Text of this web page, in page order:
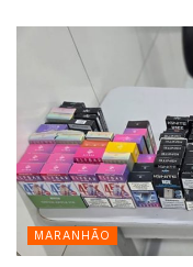
MARANHÃO